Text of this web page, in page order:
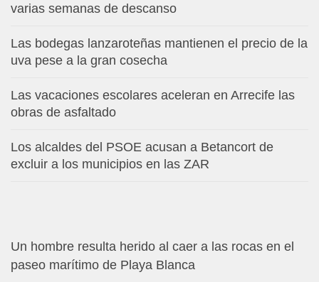
varias semanas de descanso
Las bodegas lanzaroteñas mantienen el precio de la
uva pese a la gran cosecha
Las vacaciones escolares aceleran en Arrecife las
obras de asfaltado
Los alcaldes del PSOE acusan a Betancort de
excluir a los municipios en las ZAR
Un hombre resulta herido al caer a las rocas en el
paseo marítimo de Playa Blanca